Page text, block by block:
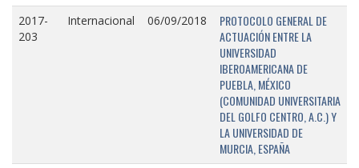
2017-
203
Internacional 06/09/2018
PROTOCOLO GENERAL DE
ACTUACIÓN ENTRE LA
UNIVERSIDAD
IBEROAMERICANA DE
PUEBLA, MÉXICO
(COMUNIDAD UNIVERSITARIA
DEL GOLFO CENTRO, A.C.) Y
LA UNIVERSIDAD DE
MURCIA, ESPAÑA